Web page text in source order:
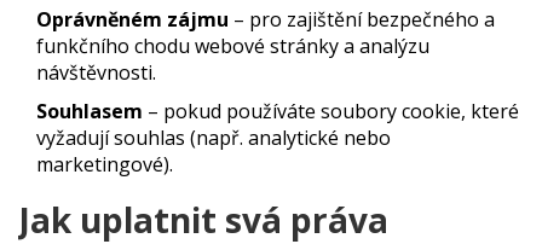
Oprávněném zájmu – pro zajištění bezpečného a
funkčního chodu webové stránky a analýzu
návštěvnosti.
Souhlasem – pokud používáte soubory cookie, které
vyžadují souhlas (např. analytické nebo
marketingové).
Jak uplatnit svá práva